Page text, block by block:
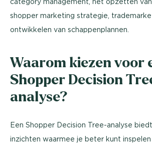
shopper marketing strategie,
ontwikkelen van schappenplannen.
Waarom kiezen voor
Shopper Decision
analyse?
Een Shopper Decision Tree-analyse
inzichten waarmee je beter kunt